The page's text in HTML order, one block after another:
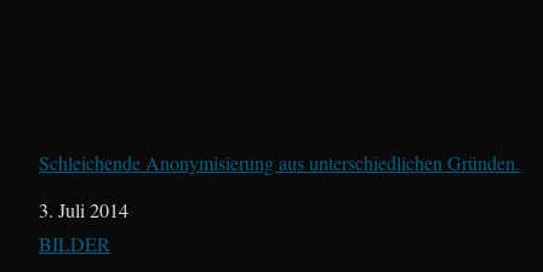
Schleichende Anonymisierung aus unterschiedlichen Gründen.
Datum
3. Juli 2014
In Bezug auf
BILDER